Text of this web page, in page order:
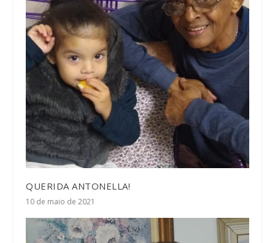
QUERIDA ANTONELLA!
10 de maio de 2021